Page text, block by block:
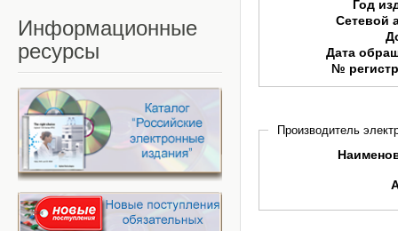
Год
Сетевой
Дата
№
Производитель
Информационные
ресурсы